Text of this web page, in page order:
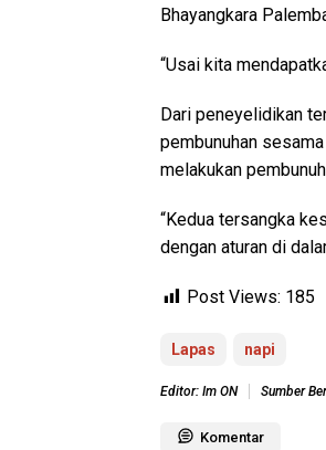
Bhayangkara
“Usai kita
Dari peneyelidikan
pembunuhan
melakukan
“Kedua tersangka
dengan aturan di
Post Views: 185
Lapas napi
Editor: Im ON Sumber
Komentar